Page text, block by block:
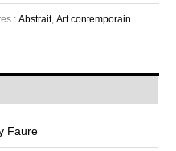
:Abstrait,Art contemporain
Faure